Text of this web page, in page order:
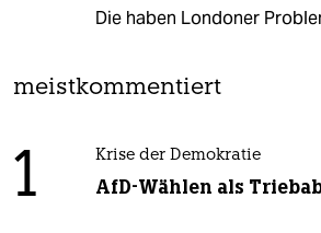
Die haben Londoner
meistkommentiert
1 Krise der Demokratie
AfD-Wählen als